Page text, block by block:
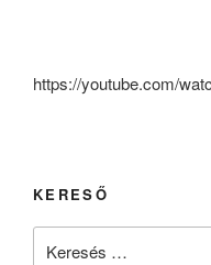
https://youtube.com/
KERESŐ